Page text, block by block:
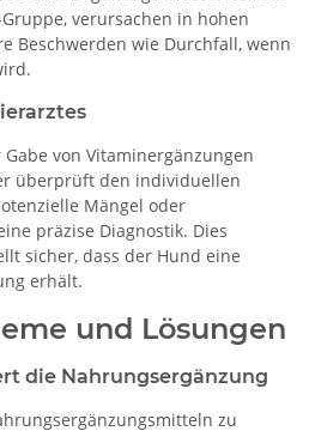
verursachen in hohen
Beschwerden wie Durchfall, wenn
von Vitaminergänzungen
überprüft den individuellen
Mängel oder
präzise Diagnostik. Dies
sicher, dass der Hund eine
erhält.
und Lösungen
die Nahrungsergänzung
zu